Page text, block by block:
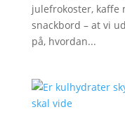
julefrokoster, kaffe
snackbord – at vi
på, hvordan...